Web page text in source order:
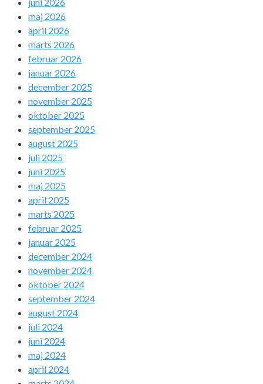
maj 2026
april 2026
marts 2026
februar 2026
januar 2026
december 2025
november 2025
oktober 2025
september 2025
august 2025
juli 2025
juni 2025
maj 2025
april 2025
marts 2025
februar 2025
januar 2025
december 2024
november 2024
oktober 2024
september 2024
august 2024
juli 2024
juni 2024
maj 2024
april 2024